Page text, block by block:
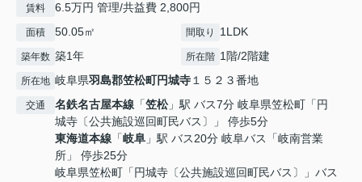
賃料 6.5万円 管理/共益費 2,800円
面積 50.05㎡ 間取り 1LDK
築年数 築1年 所在階 1階/2階建
所在地 岐阜県羽島郡笠松町円城寺１５２３番地
交通 名鉄名古屋本線 「笠松」駅 バス7分 岐阜県笠松町「円
城寺〔公共施設巡回町民バス〕」 停歩5分
東海道本線 「岐阜 」駅 バス20分 岐阜バス「岐南営業
所」 停歩25分
岐阜県笠松町「円城寺〔公共施設巡回町民バス〕」バス